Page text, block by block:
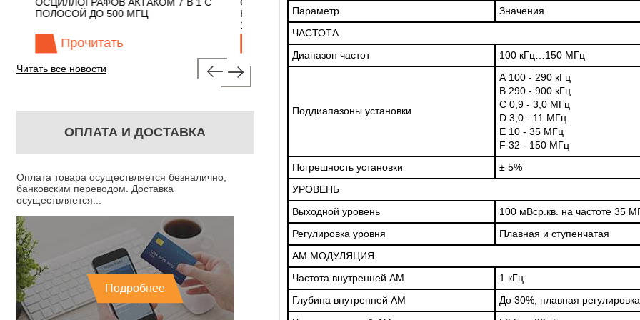
ПОЛОСОЙ ДО 500 МГЦ
Прочитать
КЛАССА АКТАКОМ "3 В 1" С ПОЛОСОЙ
100 МГЦ
Прочитать Прочитать
Читать все новости
ОПЛАТА И ДОСТАВКА
Оплата товара осуществляется безналично,
банковским переводом. Доставка
осуществляется...
Подробнее
Параметр
Значения
ЧАСТОТА
Диапазон частот
100 кГц…150 МГц
Поддиапазоны установки
А 100 - 290 кГц
В 290 - 900 кГц
С 0,9 - 3,0 МГц
D 3,0 - 11 МГц
Е 10 - 35 МГц
F 32 - 150 МГц
Погрешность установки
± 5%
УРОВЕНЬ
Выходной уровень
100 мВср.кв. на частоте 35
Регулировка уровня
Плавная и ступенчатая
АМ МОДУЛЯЦИЯ
Частота внутренней АМ
1 кГц
Глубина внутренней АМ
До 30%, плавная регулировка